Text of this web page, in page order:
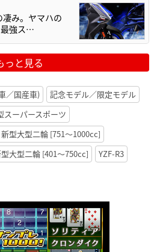
み。ヤマハの
最強ス…
っと見る
／国産車)
記念モデル／限定モデル
スーパースポーツ
新型大型二輪 [751〜1000cc]
大型二輪 [401〜750cc]
YZF-R3